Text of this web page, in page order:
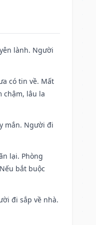
lành. Người
có tin về. Mất
chậm, lâu la
mắn. Người đi
lại. Phòng
bắt buộc
đi sắp về nhà.